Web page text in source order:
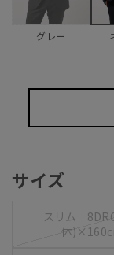
グレー
サイズ
スリム
体